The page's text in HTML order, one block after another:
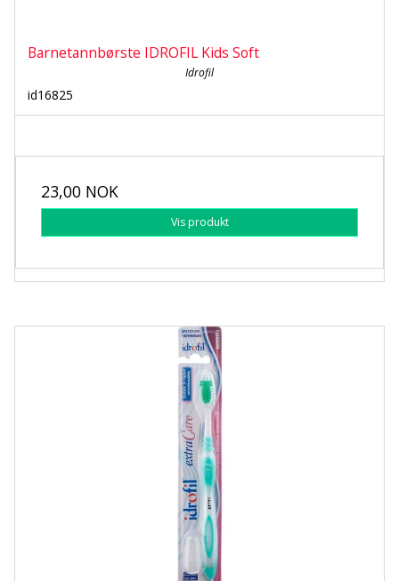
Barnetannbørste IDROFIL Kids Soft
Idrofil
id16825
23,00 NOK
Vis produkt